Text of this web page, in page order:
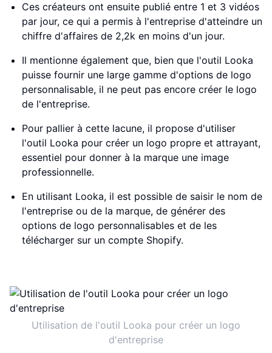
Ces créateurs ont ensuite publié entre 1 et 3 vidéos
par jour, ce qui a permis à l'entreprise d'atteindre un
chiffre d'affaires de 2,2k en moins d'un jour.
Il mentionne également que, bien que l'outil Looka
puisse fournir une large gamme d'options de logo
personnalisable, il ne peut pas encore créer le logo
de l'entreprise.
Pour pallier à cette lacune, il propose d'utiliser
l'outil Looka pour créer un logo propre et attrayant,
essentiel pour donner à la marque une image
professionnelle.
En utilisant Looka, il est possible de saisir le nom de
l'entreprise ou de la marque, de générer des
options de logo personnalisables et de les
télécharger sur un compte Shopify.
Utilisation de l'outil Looka pour créer un logo
d'entreprise